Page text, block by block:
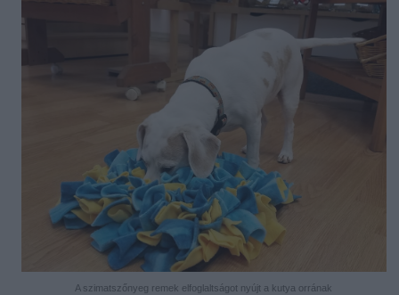
A szimatszőnyeg remek elfoglaltságot nyújt a kutya orrának